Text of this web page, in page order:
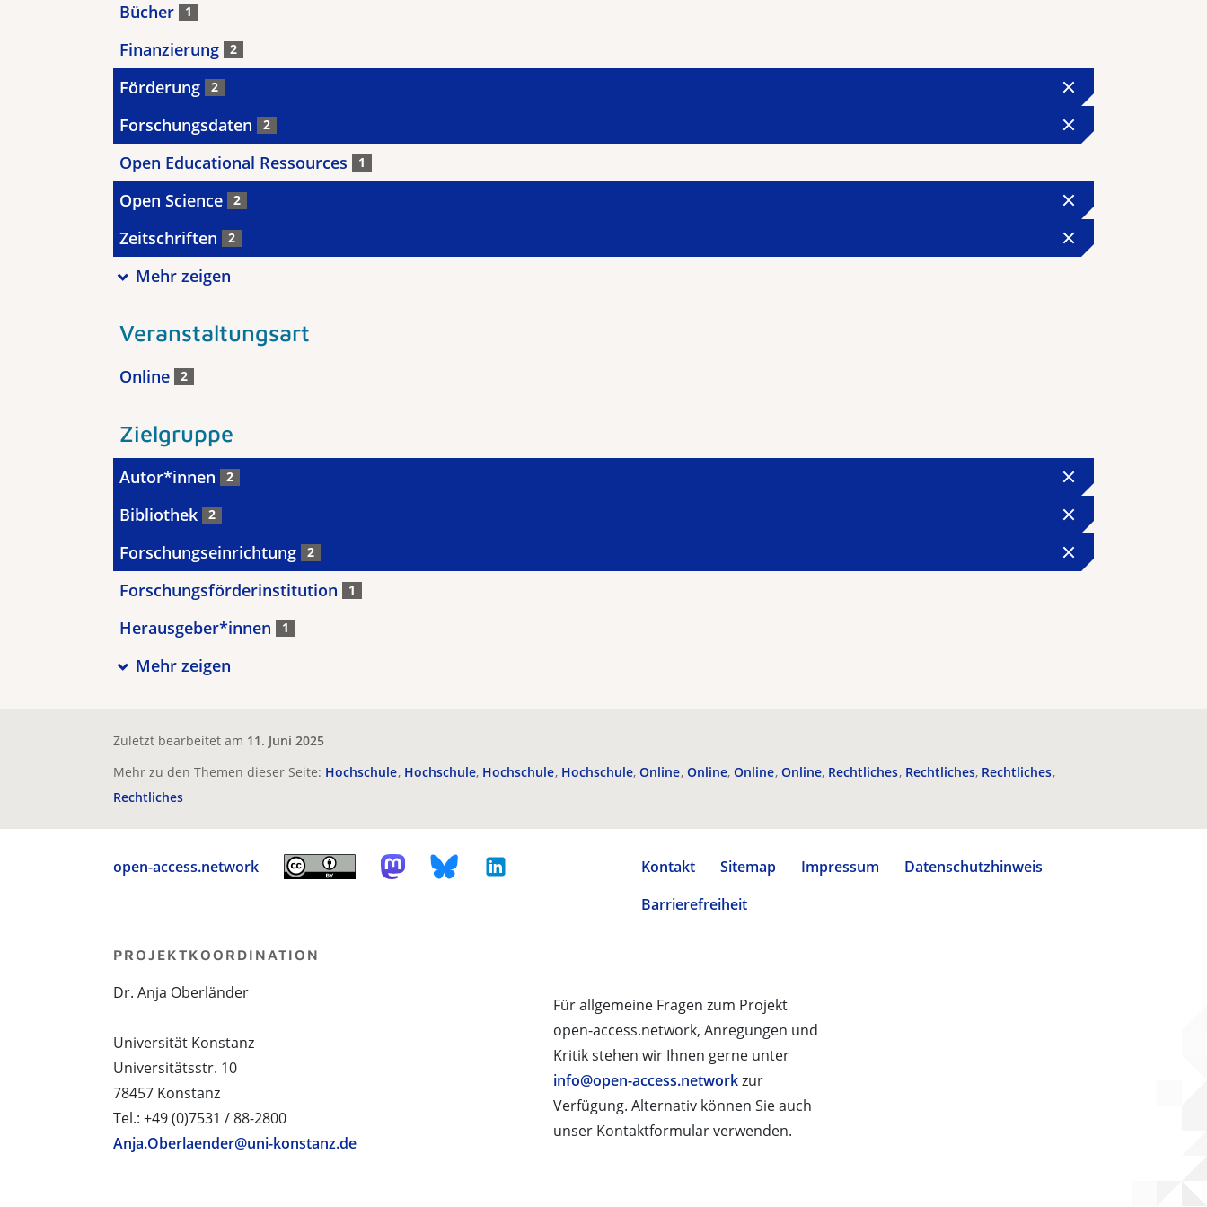
Bücher 1
Finanzierung 2
Förderung 2
Forschungsdaten 2
Open Educational Ressources 1
Open Science 2
Zeitschriften 2
Mehr zeigen
Veranstaltungsart
Online 2
Zielgruppe
Autor*innen 2
Bibliothek 2
Forschungseinrichtung 2
Forschungsförderinstitution 1
Herausgeber*innen 1
Mehr zeigen
Zuletzt bearbeitet am 11. Juni 2025
Mehr zu den Themen dieser Seite: Hochschule Hochschule Hochschule Hochschule Online Online Online Online Rechtliches Rechtliches Rechtliches
Rechtliches
open-access.network Kontakt Sitemap Impressum
Datenschutzhinweis
Barrierefreiheit
Für allgemeine Fragen zum Projekt
open-access.network, Anregungen und
Kritik stehen wir Ihnen gerne unter
info@open-access.networkzur
Verfügung. Alternativ können Sie auch
unser Kontaktformular verwenden.
PROJEKTKOORDINATION
Dr. Anja Oberländer
Universität Konstanz
Universitätsstr. 10
78457 Konstanz
Tel.: +49 (0)7531 / 88-2800
Anja.Oberlaender@uni-konstanz.de